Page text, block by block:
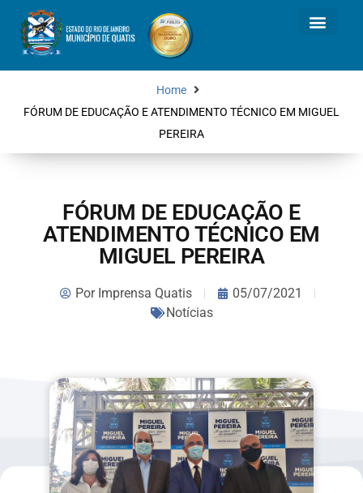
Home
FÓRUM DE EDUCAÇÃO E ATENDIMENTO TÉCNICO EM MIGUEL
PEREIRA
FÓRUM DE EDUCAÇÃO E
ATENDIMENTO TÉCNICO EM
MIGUEL PEREIRA
PorImprensa Quatis
05/07/2021
Notícias